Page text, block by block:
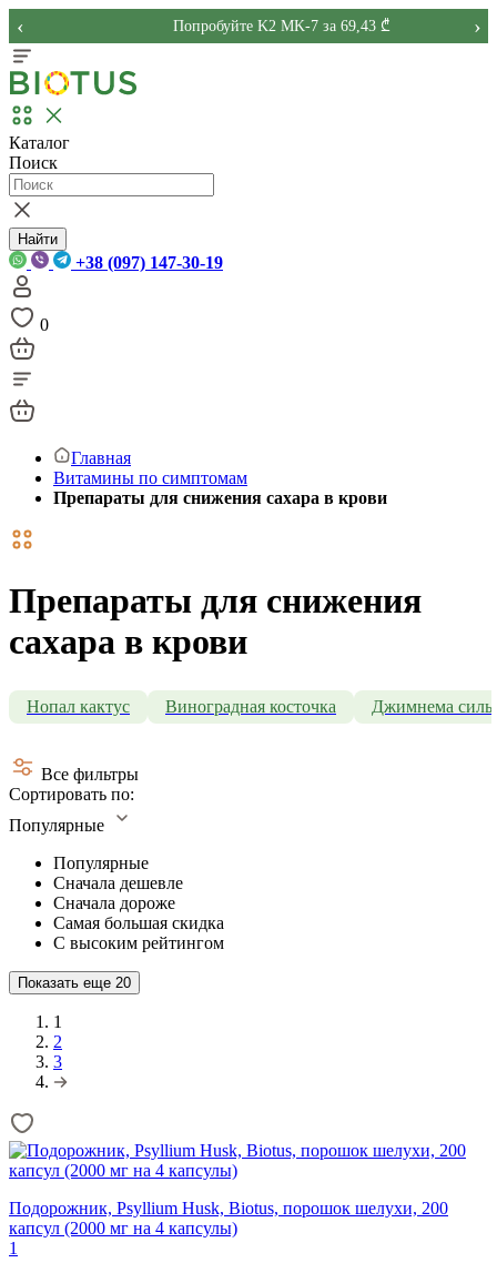
Попробуйте K2 MK-7 за 69,43 ₾
‹ ›
Каталог
Поиск
Найти
+38 (097) 147-30-19
0
Главная
Витамины по симптомам
Препараты для снижения сахара в крови
Препараты для снижения
сахара в крови
Нопал кактус Виноградная косточка Джимнема
Все фильтры
Сортировать по:
Популярные
Популярные
Сначала дешевле
Сначала дороже
Самая большая скидка
С высоким рейтингом
Показать еще 20
1
2
3
Подорожник, Psyllium Husk, Biotus, порошок шелухи, 200
капсул (2000 мг на 4 капсулы)
1